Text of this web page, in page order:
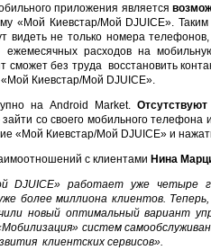
приложения является
«Мой Киевстар/Мой DJUICE».
видеть не только номера
ежемесячных расходов на
сможет без труда восстановить
Киевстар/Мой DJUICE».
на Android Market.
со своего мобильного телефона
«Мой Киевстар/Мой DJUICE» и
с клиентами Нина
DJUICE» работает уже четыре
более миллиона клиентов.
новый оптимальный вариант
систем
клиентских сервисов».